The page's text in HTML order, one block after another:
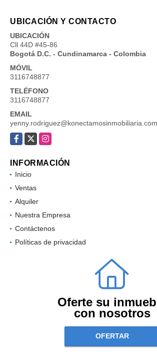
UBICACIÓN Y CONTACTO
UBICACIÓN
Cll 44D #45-86
Bogotá D.C. - Cundinamarca - Colombia
MÓVIL
3116748877
TELÉFONO
3116748877
EMAIL
yenny.rodriguez@konectamosinmobiliaria.com
Facebook
X Instagram
INFORMACIÓN
Inicio
Ventas
Alquiler
Nuestra Empresa
Contáctenos
Políticas de privacidad
Oferte su
con nosotros
OFERTAR